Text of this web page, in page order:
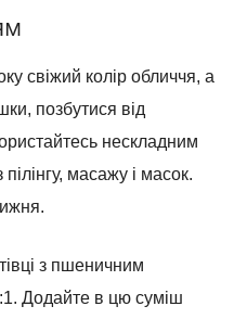
свіжий колір обличчя, а
позбутися від
нескладним
масажу і масок.
з пшеничним
Додайте в цю суміш